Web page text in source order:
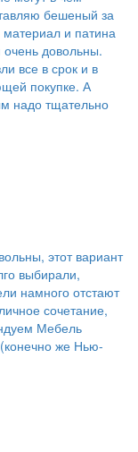
бешеный за
и патина
довольны.
все в срок и в
покупке. А
надо тщательно
этот вариант
выбирали,
намного отстают
сочетание,
Мебель
же Нью-